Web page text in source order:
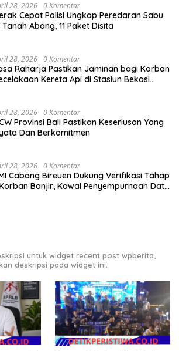
28, 2026 0 Komentar
Cepat Polisi Ungkap Peredaran Sabu
Tanah Abang, 11 Paket Disita
28, 2026 0 Komentar
Raharja Pastikan Jaminan bagi Korban
Kereta Api di Stasiun Bekasi
28, 2026 0 Komentar
Provinsi Bali Pastikan Keseriusan Yang
Dan Berkomitmen
28, 2026 0 Komentar
Cabang Bireuen Dukung Verifikasi Tahap
Banjir, Kawal Penyempurnaan Data
untuk widget recent post wpberita,
deskripsi pada widget ini.